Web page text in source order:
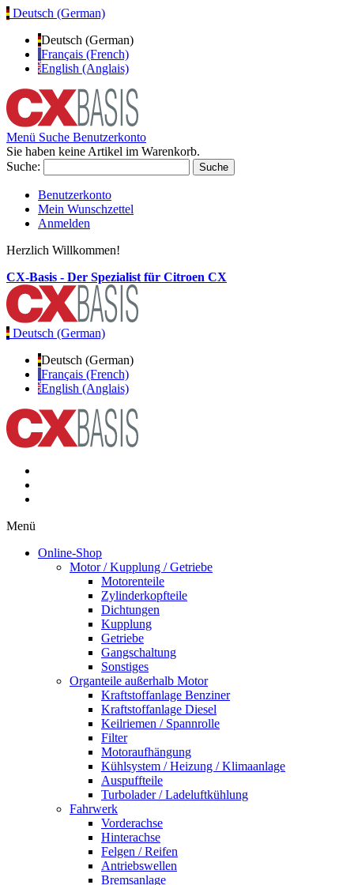
Deutsch (German)
Deutsch (German)
Français (French)
English (Anglais)
Menü Suche Benutzerkonto
Sie haben keine Artikel im Warenkorb.
Suche:
Suche
Benutzerkonto
Mein Wunschzettel
Anmelden
Herzlich Willkommen!
CX-Basis - Der Spezialist für Citroen CX
Deutsch (German)
Deutsch (German)
Français (French)
English (Anglais)
Menü
Online-Shop
Motor / Kupplung / Getriebe
Motorenteile
Zylinderkopfteile
Dichtungen
Kupplung
Getriebe
Gangschaltung
Sonstiges
Organteile außerhalb Motor
Kraftstoffanlage Benziner
Kraftstoffanlage Diesel
Keilriemen / Spannrolle
Filter
Motoraufhängung
Kühlsystem / Heizung / Klimaanlage
Auspuffteile
Turbolader / Ladeluftkühlung
Fahrwerk
Vorderachse
Hinterachse
Felgen / Reifen
Antriebswellen
Bremsanlage